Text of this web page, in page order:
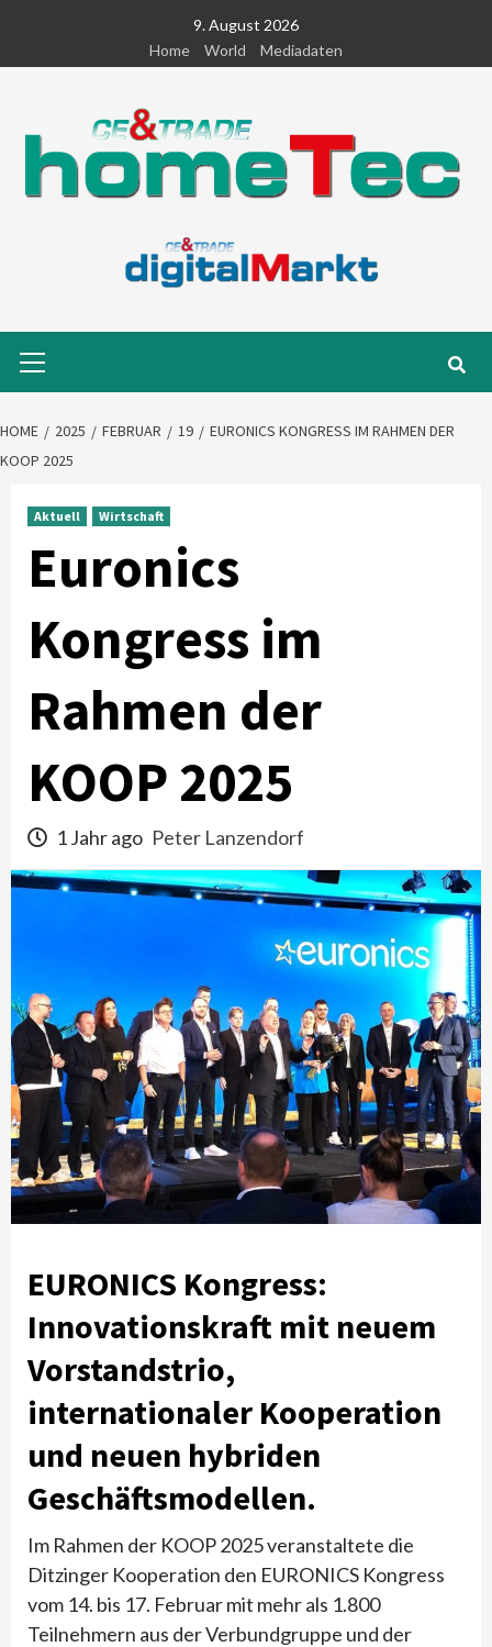
content
9. August 2026
Home
World Mediadaten
Menu
HOME 2025 FEBRUAR 19
EURONICS KONGRESS IM RAHMEN DER
KOOP 2025
Aktuell Wirtschaft
Euronics
Kongress im
Rahmen der
KOOP 2025
1 Jahr ago Peter Lanzendorf
EURONICS Kongress:
Innovationskraft mit neuem
Vorstandstrio,
internationaler Kooperation
und neuen hybriden
Geschäftsmodellen.
Im Rahmen der KOOP 2025 veranstaltete die
Ditzinger Kooperation den EURONICS Kongress
vom 14. bis 17. Februar mit mehr als 1.800
Teilnehmern aus der Verbundgruppe und der